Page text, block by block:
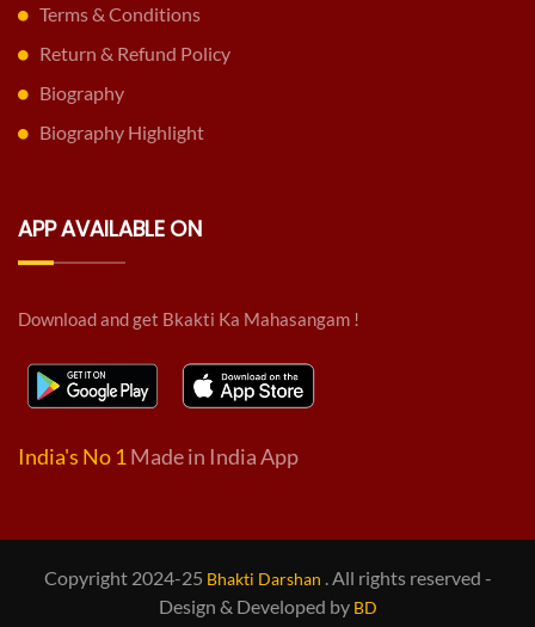
Terms & Conditions
Return & Refund Policy
Biography
Biography Highlight
APP AVAILABLE ON
Download and get Bkakti Ka Mahasangam !
India's No 1 Made in India App
Copyright 2024-25 Bhakti Darshan . All rights reserved -
Design & Developed by BD